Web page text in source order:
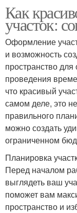
Как
участок:
Оформление
и возможность
пространство
проведения
что красивый
самом деле, это
правильного
можно создать
ограниченном
Планировка
Перед началом
выглядеть ваш
поможет вам
пространство и